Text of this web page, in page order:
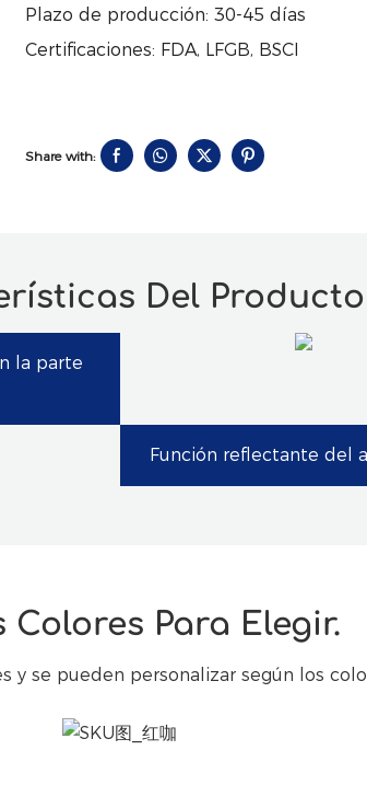
Plazo de producción: 30-45 días
Certificaciones: FDA, LFGB, BSCI
Share with:
Del Producto
la parte
Función reflectante del
Colores Para Elegir.
y se pueden personalizar según los